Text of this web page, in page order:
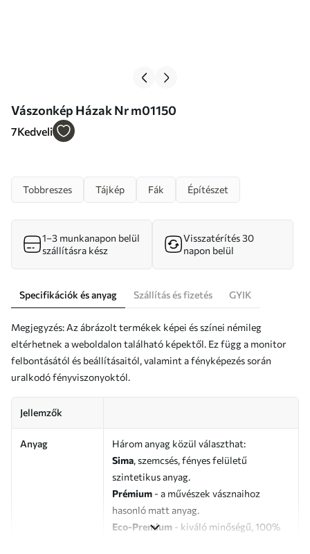
Vászonkép Házak Nr m01150
7Kedveli
Tobbreszes Tájkép Fák Építészet
1–3 munkanapon belül
szállításra kész
Visszatérítés 30
napon belül
Specifikációk és anyag Szállítás és fizetés GYIK
Megjegyzés: Az ábrázolt termékek képei és színei némileg
eltérhetnek a weboldalon található képektől. Ez függ a monitor
felbontásától és beállításaitól, valamint a fényképezés során
uralkodó fényviszonyoktól.
Jellemzők
Anyag
Három anyag közül választhat:
Sima, szemcsés, fényes felületű
szintetikus anyag.
Prémium - a művészek vásznaihoz
hasonló matt anyag.
Eco-Premium - kiváló minőségű, 100%